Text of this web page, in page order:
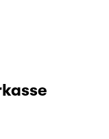
Drama